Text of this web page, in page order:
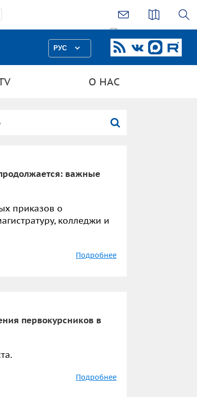
РУС
О НАС
важные
приказов о
колледжи и
Подробнее
первокурсников в
Подробнее